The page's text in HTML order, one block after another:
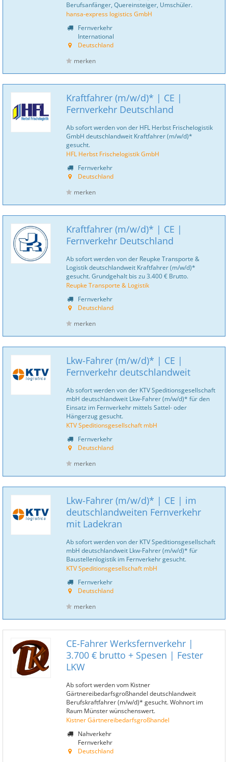
Berufsanfänger, Quereinsteiger, Umschüler.
hansa-express logistics GmbH
Fernverkehr
International
Deutschland
merken
Kraftfahrer (m/w/d)* | CE |
Fernverkehr Deutschland
Ab sofort werden von der HFL Herbst Frischelogistik
GmbH deutschlandweit Kraftfahrer (m/w/d)*
gesucht.
HFL Herbst Frischelogistik GmbH
Fernverkehr
Deutschland
merken
Kraftfahrer (m/w/d)* | CE |
Fernverkehr Deutschland
Ab sofort werden von der Reupke Transporte &
Logistik deutschlandweit Kraftfahrer (m/w/d)*
gesucht. Grundgehalt bis zu 3.400 € Brutto.
Reupke Transporte & Logistik
Fernverkehr
Deutschland
merken
Lkw-Fahrer (m/w/d)* | CE |
Fernverkehr deutschlandweit
Ab sofort werden von der KTV Speditionsgesellschaft
mbH deutschlandweit Lkw-Fahrer (m/w/d)* für den
Einsatz im Fernverkehr mittels Sattel- oder
Hängerzug gesucht.
KTV Speditionsgesellschaft mbH
Fernverkehr
Deutschland
merken
Lkw-Fahrer (m/w/d)* | CE | im
deutschlandweiten Fernverkehr
mit Ladekran
Ab sofort werden von der KTV Speditionsgesellschaft
mbH deutschlandweit Lkw-Fahrer (m/w/d)* für
Baustellenlogistik im Fernverkehr gesucht.
KTV Speditionsgesellschaft mbH
Fernverkehr
Deutschland
merken
CE-Fahrer Werksfernverkehr |
3.700 € brutto + Spesen | Fester
LKW
Ab sofort werden vom Kistner
Gärtnereibedarfsgroßhandel deutschlandweit
Berufskraftfahrer (m/w/d)* gesucht. Wohnort im
Raum Münster wünschenswert.
Kistner Gärtnereibedarfsgroßhandel
Nahverkehr
Fernverkehr
Deutschland